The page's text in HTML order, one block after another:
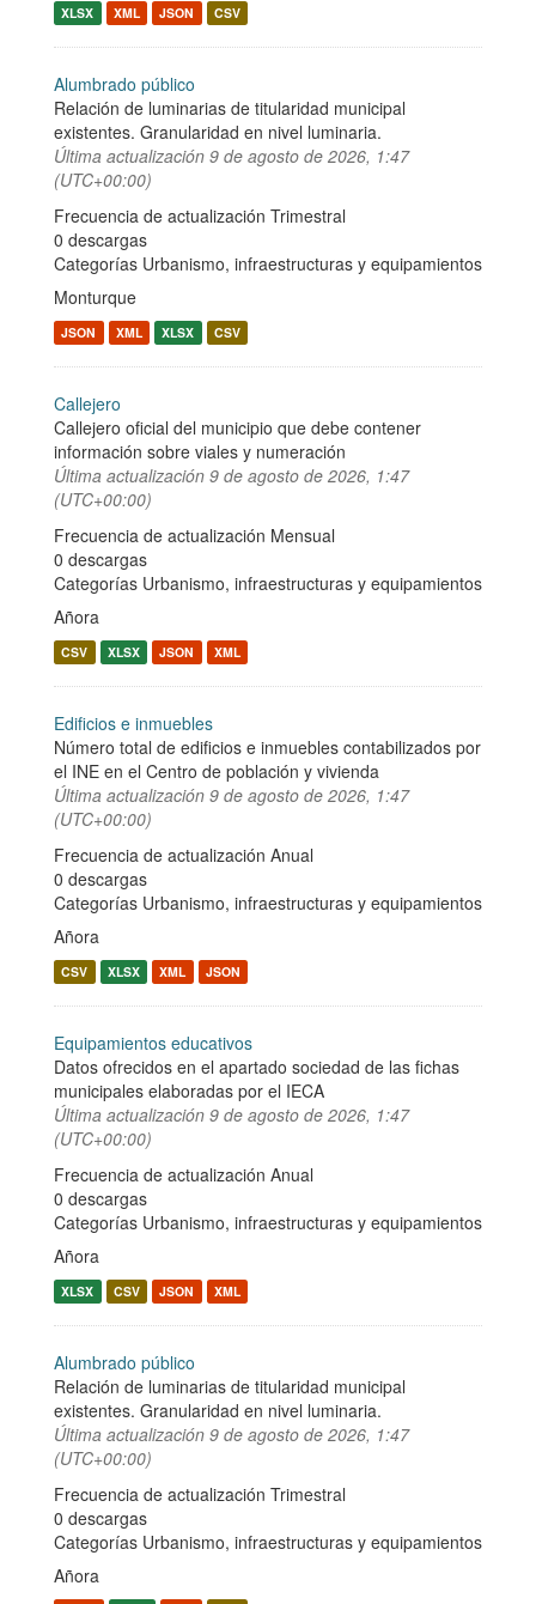
XLSX XML JSON CSV
Alumbrado público
Relación de luminarias de titularidad municipal
existentes. Granularidad en nivel luminaria.
Última actualización 9 de agosto de 2026, 1:47
(UTC+00:00)
Frecuencia de actualización Trimestral
0 descargas
Categorías Urbanismo, infraestructuras y equipamientos
Monturque
JSON XML XLSX CSV
Callejero
Callejero oficial del municipio que debe contener
información sobre viales y numeración
Última actualización 9 de agosto de 2026, 1:47
(UTC+00:00)
Frecuencia de actualización Mensual
0 descargas
Categorías Urbanismo, infraestructuras y equipamientos
Añora
CSV XLSX JSON XML
Edificios e inmuebles
Número total de edificios e inmuebles contabilizados por
el INE en el Centro de población y vivienda
Última actualización 9 de agosto de 2026, 1:47
(UTC+00:00)
Frecuencia de actualización Anual
0 descargas
Categorías Urbanismo, infraestructuras y equipamientos
Añora
CSV XLSX XML JSON
Equipamientos educativos
Datos ofrecidos en el apartado sociedad de las fichas
municipales elaboradas por el IECA
Última actualización 9 de agosto de 2026, 1:47
(UTC+00:00)
Frecuencia de actualización Anual
0 descargas
Categorías Urbanismo, infraestructuras y equipamientos
Añora
XLSX CSV JSON XML
Alumbrado público
Relación de luminarias de titularidad municipal
existentes. Granularidad en nivel luminaria.
Última actualización 9 de agosto de 2026, 1:47
(UTC+00:00)
Frecuencia de actualización Trimestral
0 descargas
Categorías Urbanismo, infraestructuras y equipamientos
Añora